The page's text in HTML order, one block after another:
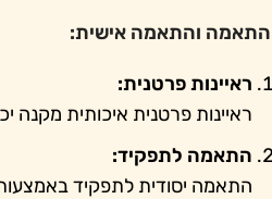
התאמה והתאמה אישית:
ראיינות פרטנית:
ראיינות פרטנית איכותית מקנה
התאמה לתפקיד:
התאמה יסודית לתפקיד